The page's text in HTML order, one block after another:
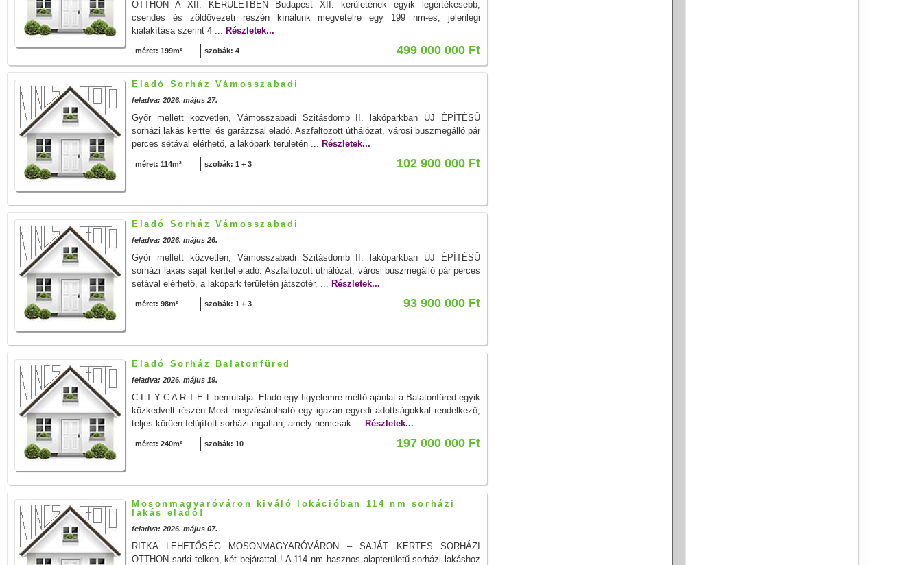
OTTHON A XII. KERÜLETBEN Budapest XII. kerületének egyik legértékesebb,
csendes és zöldövezeti részén kínálunk megvételre egy 199 nm-es, jelenlegi
kialakítása szerint 4 ... Részletek...
méret: 199m² szobák: 4 499 000 000 Ft
Eladó Sorház Vámosszabadi
feladva: 2026. május 27.
Győr mellett közvetlen, Vámosszabadi Szitásdomb II. lakóparkban ÚJ ÉPÍTÉSŰ
sorházi lakás kerttel és garázzsal eladó. Aszfaltozott úthálózat, városi buszmegálló pár
perces sétával elérhető, a lakópark területén ... Részletek...
méret: 114m² szobák: 1 + 3 102 900 000 Ft
Eladó Sorház Vámosszabadi
feladva: 2026. május 26.
Győr mellett közvetlen, Vámosszabadi Szitásdomb II. lakóparkban ÚJ ÉPÍTÉSŰ
sorházi lakás saját kerttel eladó. Aszfaltozott úthálózat, városi buszmegálló pár perces
sétával elérhető, a lakópark területén játszótér, ... Részletek...
méret: 98m² szobák: 1 + 3 93 900 000 Ft
Eladó Sorház Balatonfüred
feladva: 2026. május 19.
C I T Y C A R T E L bemutatja: Eladó egy figyelemre méltó ajánlat a Balatonfüred egyik
közkedvelt részén Most megvásárolható egy igazán egyedi adottságokkal rendelkező,
teljes körűen felújított sorházi ingatlan, amely nemcsak ... Részletek...
méret: 240m² szobák: 10 197 000 000 Ft
Mosonmagyaróváron kiváló lokációban 114 nm sorházi
lakás eladó!
feladva: 2026. május 07.
RITKA LEHETŐSÉG MOSONMAGYARÓVÁRON – SAJÁT KERTES SORHÁZI
OTTHON sarki telken, két bejárattal ! A 114 nm hasznos alapterületű sorházi lakáshoz